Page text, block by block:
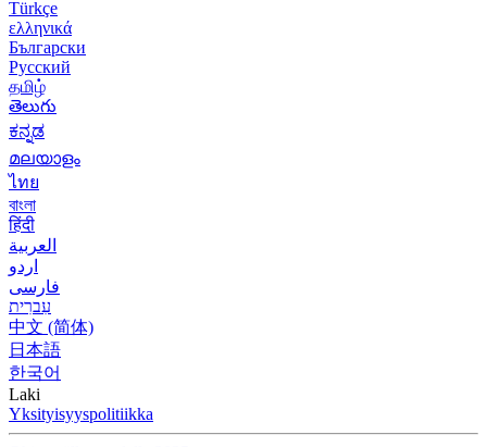
Türkçe
ελληνικά
Български
Русский
தமிழ்
తెలుగు
ಕನ್ನಡ
മലയാളം
ไทย
বাংলা
हिंदी
العربية
اردو
فارسی
עִברִית
中文 (简体)
日本語
한국어
Laki
Yksityisyyspolitiikka